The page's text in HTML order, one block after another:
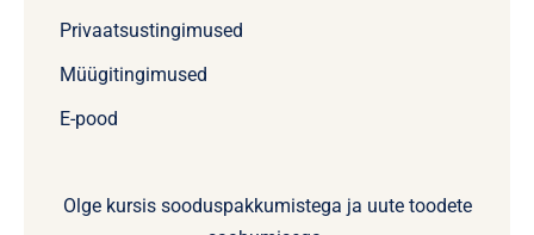
Privaatsustingimused
Müügitingimused
E-pood
Olge kursis sooduspakkumistega ja uute toodete